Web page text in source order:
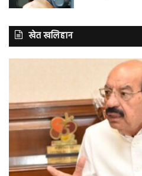
खेत खलिहान